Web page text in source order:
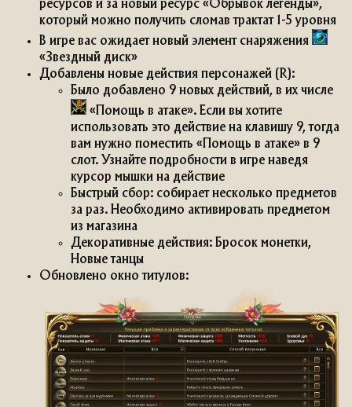
ресурсов и за новый ресурс «Обрывок легенды»,
который можно получить сломав трактат 1-5 уровня
В игре вас ожидает новый элемент снаряжения
«Звездный диск»
Добавлены новые действия персонажей (R):
Было добавлено 9 новых действий, в их числе
«Помощь в атаке». Если вы хотите
использовать это действие на клавишу 9, тогда
вам нужно поместить «Помощь в атаке» в 9
слот. Узнайте подробности в игре наведя
курсор мышки на действие
Быстрый сбор: собирает несколько предметов
за раз. Необходимо активировать предметом
из магазина
Декоративные действия: Бросок монетки,
Новые танцы
Обновлено окно титулов: